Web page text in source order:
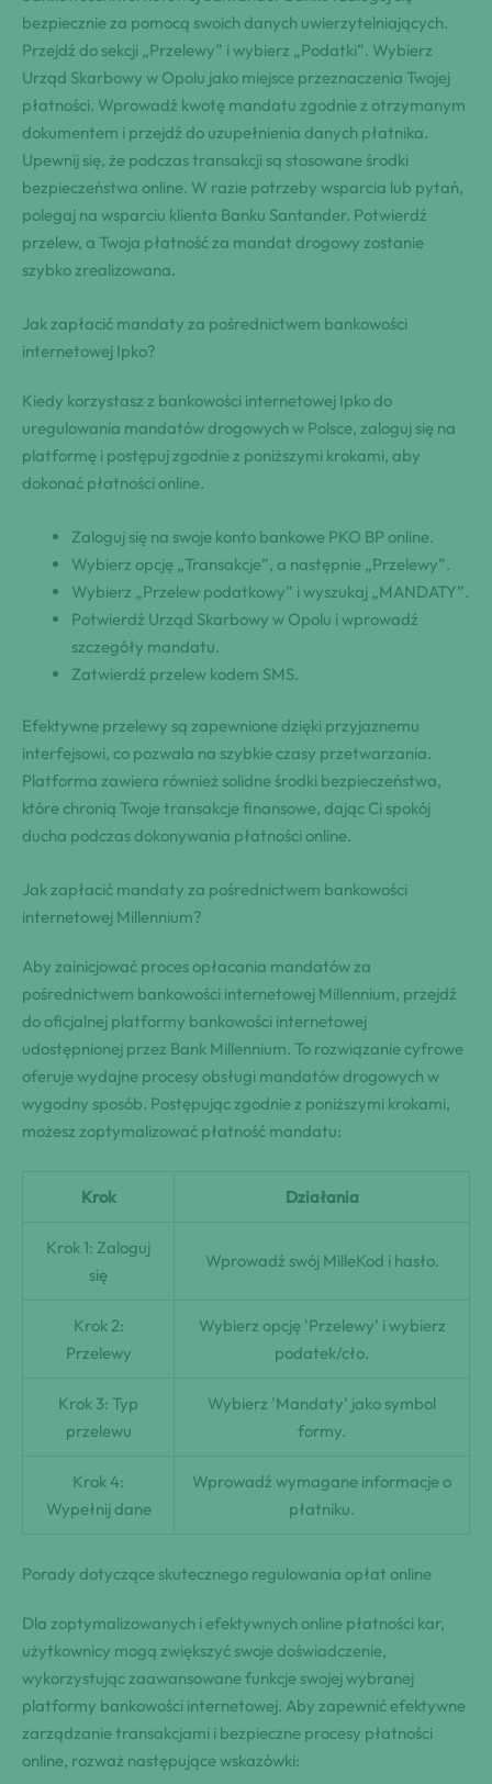
bezpiecznie za pomocą swoich danych uwierzytelniających.
Przejdź do sekcji „Przelewy” i wybierz „Podatki”. Wybierz
Urząd Skarbowy w Opolu jako miejsce przeznaczenia Twojej
płatności. Wprowadź kwotę mandatu zgodnie z otrzymanym
dokumentem i przejdź do uzupełnienia danych płatnika.
Upewnij się, że podczas transakcji są stosowane środki
bezpieczeństwa online. W razie potrzeby wsparcia lub pytań,
polegaj na wsparciu klienta Banku Santander. Potwierdź
przelew, a Twoja płatność za mandat drogowy zostanie
szybko zrealizowana.
Jak zapłacić mandaty za pośrednictwem bankowości
internetowej Ipko?
Kiedy korzystasz z bankowości internetowej Ipko do
uregulowania mandatów drogowych w Polsce, zaloguj się na
platformę i postępuj zgodnie z poniższymi krokami, aby
dokonać płatności online.
Zaloguj się na swoje konto bankowe PKO BP online.
Wybierz opcję „Transakcje”, a następnie „Przelewy”.
Wybierz „Przelew podatkowy” i wyszukaj „MANDATY”.
Potwierdź Urząd Skarbowy w Opolu i wprowadź
szczegóły mandatu.
Zatwierdź przelew kodem SMS.
Efektywne przelewy są zapewnione dzięki przyjaznemu
interfejsowi, co pozwala na szybkie czasy przetwarzania.
Platforma zawiera również solidne środki bezpieczeństwa,
które chronią Twoje transakcje finansowe, dając Ci spokój
ducha podczas dokonywania płatności online.
Jak zapłacić mandaty za pośrednictwem bankowości
internetowej Millennium?
Aby zainicjować proces opłacania mandatów za
pośrednictwem bankowości internetowej Millennium, przejdź
do oficjalnej platformy bankowości internetowej
udostępnionej przez Bank Millennium. To rozwiązanie cyfrowe
oferuje wydajne procesy obsługi mandatów drogowych w
wygodny sposób. Postępując zgodnie z poniższymi krokami,
możesz zoptymalizować płatność mandatu:
Krok Działania
Krok 1: Zaloguj
się
Wprowadź swój MilleKod i hasło.
Krok 2:
Przelewy
Wybierz opcję 'Przelewy’ i wybierz
podatek/cło.
Krok 3: Typ
przelewu
Wybierz 'Mandaty’ jako symbol
formy.
Krok 4:
Wypełnij dane
Wprowadź wymagane informacje o
płatniku.
Porady dotyczące skutecznego regulowania opłat online
Dla zoptymalizowanych i efektywnych online płatności kar,
użytkownicy mogą zwiększyć swoje doświadczenie,
wykorzystując zaawansowane funkcje swojej wybranej
platformy bankowości internetowej. Aby zapewnić efektywne
zarządzanie transakcjami i bezpieczne procesy płatności
online, rozważ następujące wskazówki: